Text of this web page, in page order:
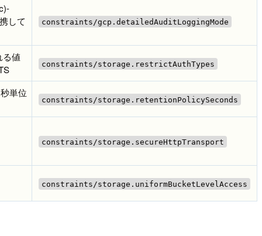
して
constraints/gcp.detailedAuditLoggingMode
る値
constraints/storage.restrictAuthTypes
単位
constraints/storage.retentionPolicySeconds
constraints/storage.secureHttpTransport
constraints/storage.uniformBucketLevelAccess